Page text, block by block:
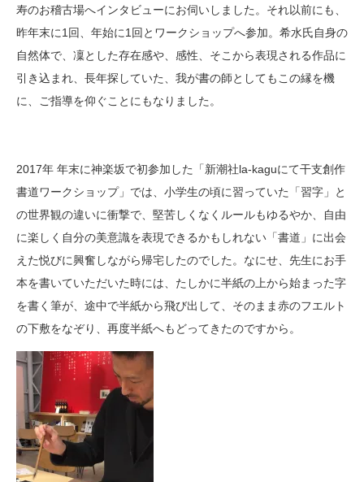
寿のお稽古場へインタビューにお伺いしました。それ以前にも、
昨年末に1回、年始に1回とワークショップへ参加。希水氏自身の
自然体で、凜とした存在感や、感性、そこから表現される作品に
引き込まれ、長年探していた、我が書の師としてもこの縁を機
に、ご指導を仰ぐことにもなりました。
2017年 年末に神楽坂で初参加した「新潮社la-kaguにて干支創作
書道ワークショップ」では、小学生の頃に習っていた「習字」と
の世界観の違いに衝撃で、堅苦しくなくルールもゆるやか、自由
に楽しく自分の美意識を表現できるかもしれない「書道」に出会
えた悦びに興奮しながら帰宅したのでした。なにせ、先生にお手
本を書いていただいた時には、たしかに半紙の上から始まった字
を書く筆が、途中で半紙から飛び出して、そのまま赤のフエルト
の下敷をなぞり、再度半紙へもどってきたのですから。